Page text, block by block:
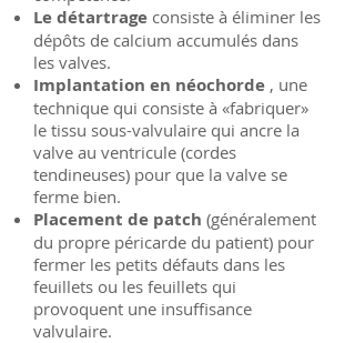
Le détartrage consiste à éliminer les
dépôts de calcium accumulés dans
les valves.
Implantation en néochorde , une
technique qui consiste à «fabriquer»
le tissu sous-valvulaire qui ancre la
valve au ventricule (cordes
tendineuses) pour que la valve se
ferme bien.
Placement de patch (généralement
du propre péricarde du patient) pour
fermer les petits défauts dans les
feuillets ou les feuillets qui
provoquent une insuffisance
valvulaire.